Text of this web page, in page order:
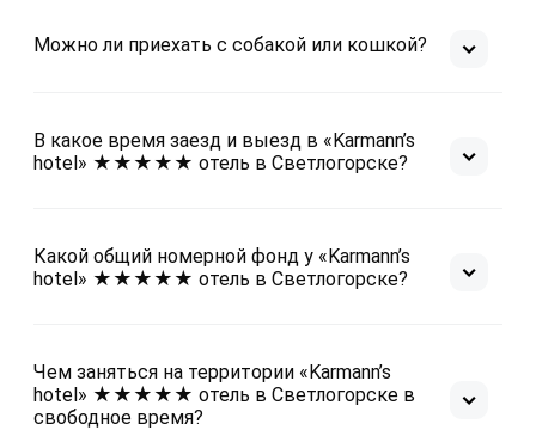
Можно ли приехать с собакой или кошкой?
В какое время заезд и выезд в «Karmann’s
hotel» ★★★★★ отель в Светлогорске?
Какой общий номерной фонд у «Karmann’s
hotel» ★★★★★ отель в Светлогорске?
Чем заняться на территории «Karmann’s
hotel» ★★★★★ отель в Светлогорске в
свободное время?